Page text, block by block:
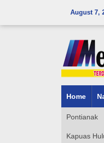
August 7,
Home
Pontianak
Kapuas